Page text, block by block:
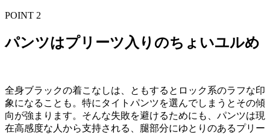
POINT 2
パンツはプリーツ入りのちょいユルめ
全身ブラックの着こなしは、ともするとロック系のラフな印
象になることも。特にタイトパンツを選んでしまうとその傾
向が強まります。そんな失敗を避けるためにも、パンツは現
在高感度な人から支持される、腿部分にゆとりのあるプリー